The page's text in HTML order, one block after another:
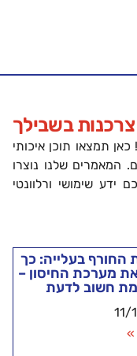
צרכנות בשבילך
תמצאו תוכן איכותי
המאמרים שלנו נוצרו
ידע שימושי ורלוונטי
החורף בעלייה: כך
מערכת החיסון –
חשוב לדעת
11/
»